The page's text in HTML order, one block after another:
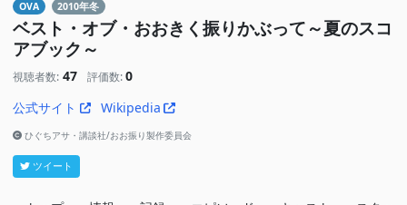
OVA 2010年冬
ベスト・オブ・おおきく振りかぶって～夏のスコ
アブック～
視聴者数: 47 評価数: 0
公式サイト
Wikipedia
ひぐちアサ・講談社/おお振り製作委員会
ツイート